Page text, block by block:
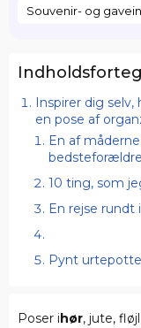
Souvenir- og
Inspirer dig selv,
en pose af
En af
10 ting, som
En rejse rundt
Pynt
Poser ihør, jute,